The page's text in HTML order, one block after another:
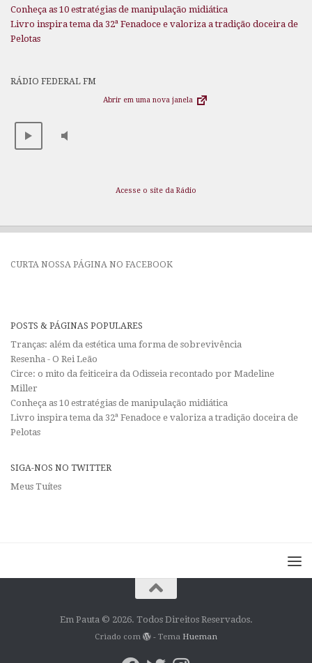
Conheça as 10 estratégias de manipulação midiática
Livro inspira tema da 32ª Fenadoce e valoriza a tradição doceira de
Pelotas
RÁDIO FEDERAL FM
Abrir em uma nova janela
Acesse o site da Rádio
CURTA NOSSA PÁGINA NO FACEBOOK
POSTS & PÁGINAS POPULARES
Tranças: além da estética uma forma de sobrevivência
Resenha - O Rei Leão
Circe: o mito da feiticeira da Odisseia recontado por Madeline
Miller
Conheça as 10 estratégias de manipulação midiática
Livro inspira tema da 32ª Fenadoce e valoriza a tradição doceira de
Pelotas
SIGA-NOS NO TWITTER
Meus Tuítes
Em Pauta © 2026. Todos Direitos Reservados.
Criado com - Tema Hueman